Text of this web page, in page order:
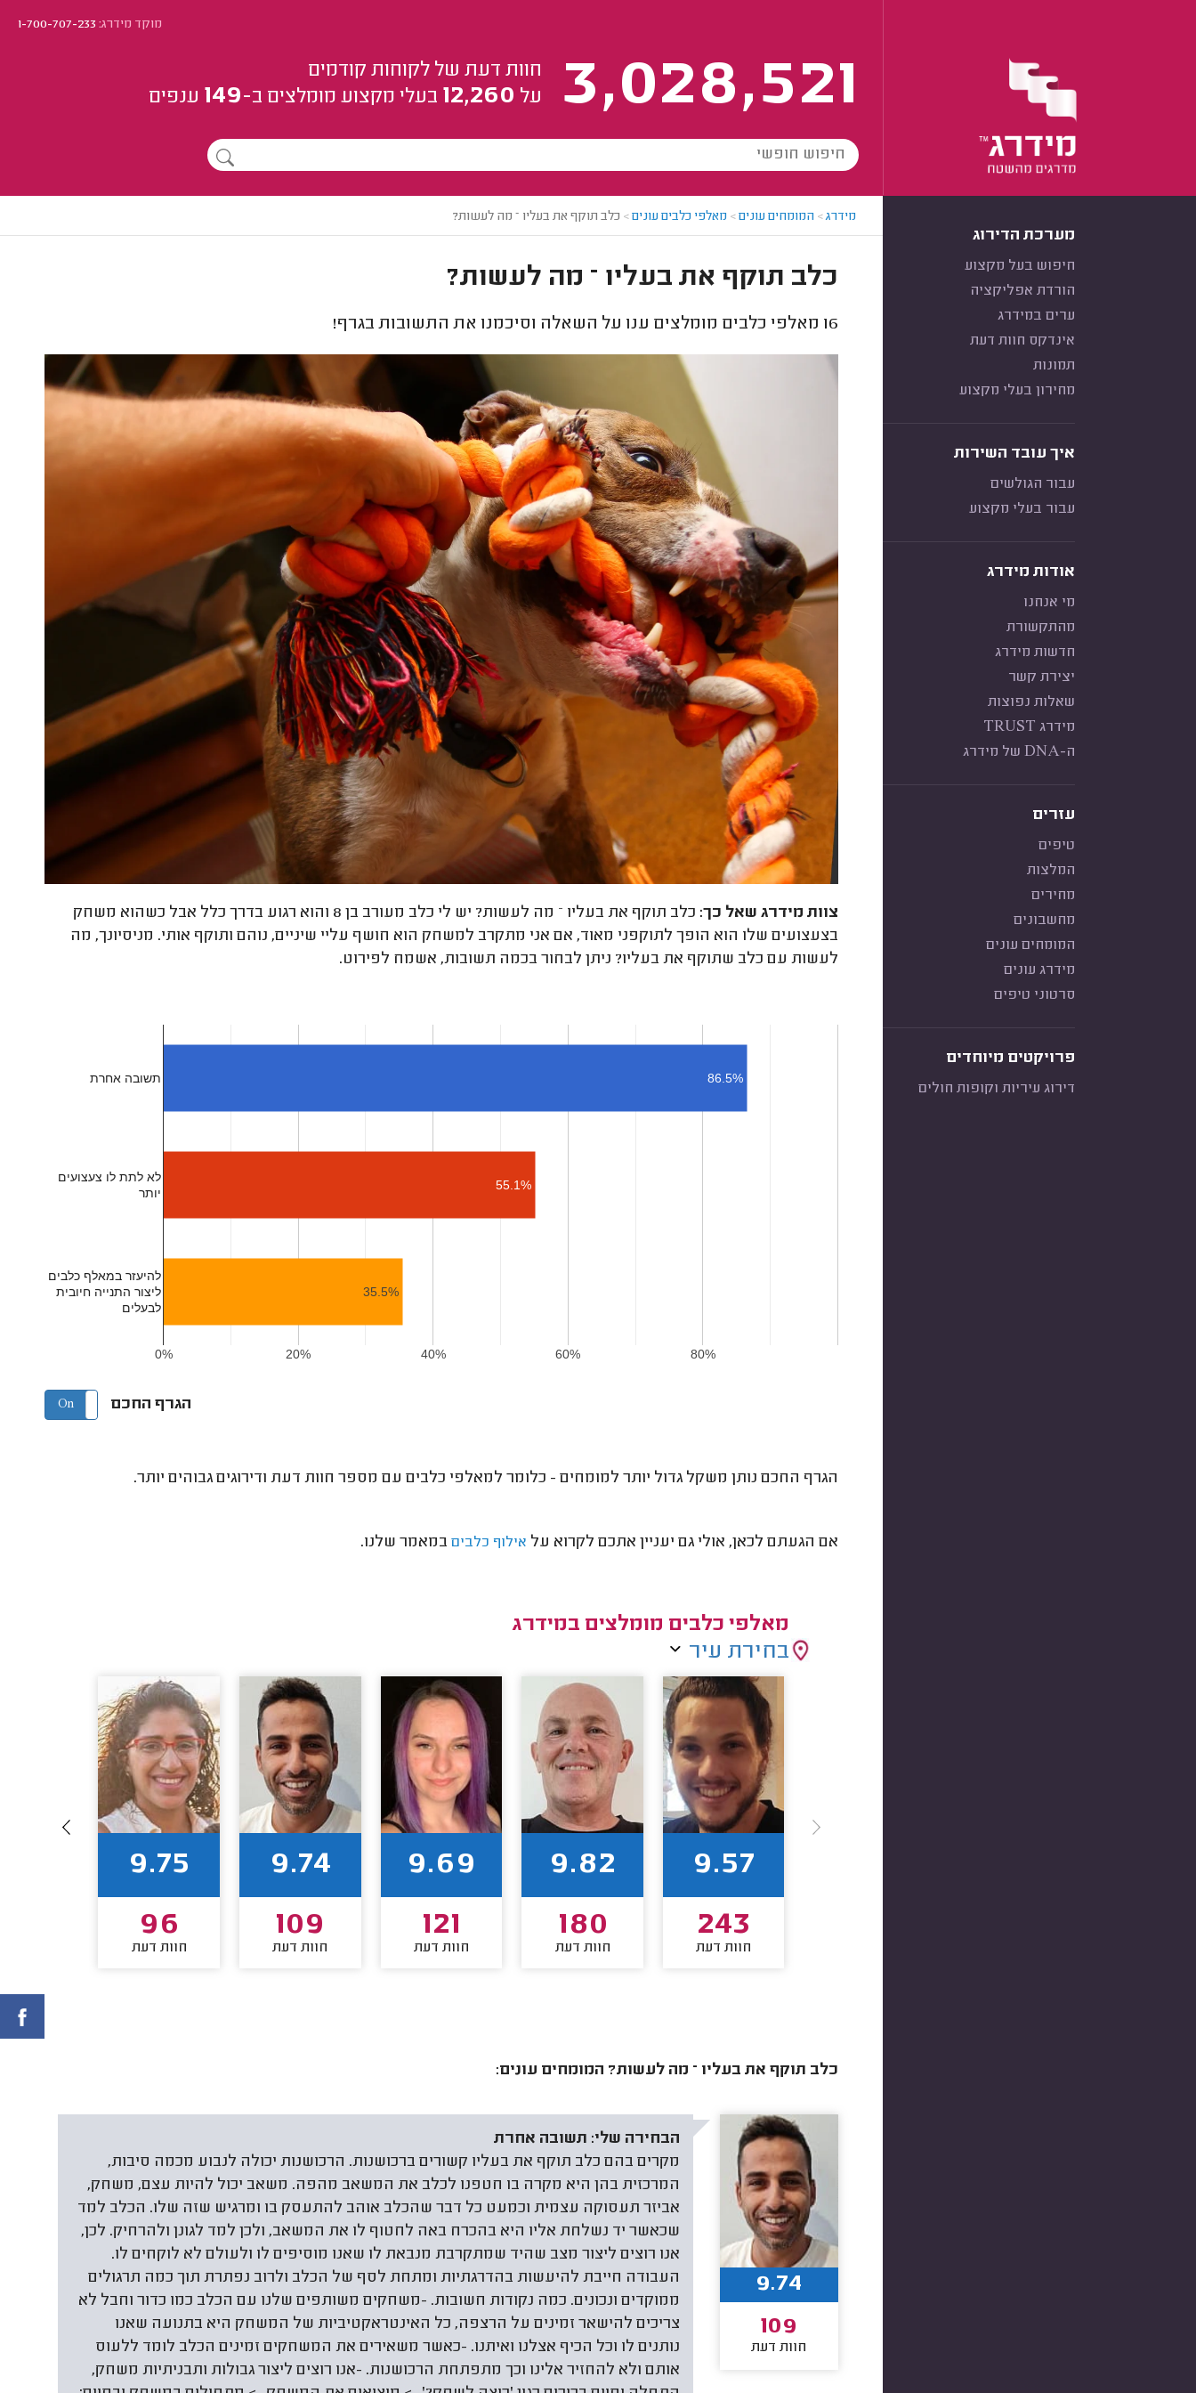
מוקד מידרג:1-700-707-233
3,028,521
חוות דעת של לקוחות קודמים
על 12,260 בעלי מקצוע מומלצים ב-149 ענפים
מערכת הדירוג
חיפוש בעל מקצוע
הורדת אפליקציה
ערים במידרג
אינדקס חוות דעת
תמונות
מחירון בעלי מקצוע
איך עובד השירות
עבור הגולשים
עבור בעלי מקצוע
אודות מידרג
מי אנחנו
מהתקשורת
חדשות מידרג
יצירת קשר
שאלות נפוצות
מידרג TRUST
ה-DNA של מידרג
עזרים
טיפים
המלצות
מחירים
מחשבונים
המומחים עונים
מידרג עונים
סרטוני טיפים
פרויקטים מיוחדים
דירוג עיריות וקופות חולים
מידרג> המומחים עונים> מאלפי כלבים עונים> כלב תוקף את בעליו – מה לעשות?
כלב תוקף את בעליו – מה לעשות?
16 מאלפי כלבים מומלצים ענו על השאלה וסיכמנו את התשובות בגרף!
צוות מידרג שאל כך:
כלב תוקף את בעליו – מה לעשות? יש לי כלב מעורב בן 8 והוא רגוע בדרך כלל אבל כשהוא משחק
בצעצועים שלו הוא הופך לתוקפני מאוד, אם אני מתקרב למשחק הוא חושף עליי שיניים, נוהם ותוקף אותי. מניסיונך, מה
לעשות עם כלב שתוקף את בעליו? ניתן לבחור בכמה תשובות, אשמח לפירוט.
0% 20% 40% 60% 80%
תשובה אחרת
לא לתת לו צעצועים
יותר
להיעזר במאלף כלבים
ליצור התנייה חיובית
לבעלים
86.5%
55.1%
35.5%
הגרף החכם On Off
הגרף החכם נותן משקל גדול יותר למומחים - כלומר למאלפי כלבים עם מספר חוות דעת ודירוגים גבוהים יותר.
אם הגעתם לכאן, אולי גם יעניין אתכם לקרוא על אילוף כלביםבמאמר שלנו.
מאלפי כלבים מומלצים במידרג
בחירת עיר
9.57
243
חוות דעת
9.82
180
חוות דעת
9.69
121
חוות דעת
9.74
109
חוות דעת
9.75
96
חוות דעת
כלב תוקף את בעליו – מה לעשות? המומחים עונים:
הבחירה שלי: תשובה אחרת
מקרים בהם כלב תוקף את בעליו קשורים ברכושנות. הרכושנות יכולה לנבוע מכמה סיבות,
המרכזית בהן היא מקרה בו חטפנו לכלב את המשאב מהפה. משאב יכול להיות עצם, משחק,
אביזר תעסוקה עצמית וכמעט כל דבר שהכלב אוהב להתעסק בו ומרגיש שזה שלו. הכלב למד
שכאשר יד נשלחת אליו היא בהכרח באה לחטוף לו את המשאב, ולכן למד לגונן ולהרחיק. לכן,
אנו רוצים ליצור מצב שהיד שמתקרבת מנבאת לו שאנו מוסיפים לו ולעולם לא לוקחים לו.
העבודה חייבת להיעשות בהדרגתיות ומתחת לסף של הכלב ולרוב נפתרת תוך כמה תרגולים
ממוקדים ונכונים. כמה נקודות חשובות. -משחקים משותפים שלנו עם הכלב כמו כדור וחבל לא
צריכים להישאר זמינים על הרצפה, כל האינטראקטיביות של המשחק היא בתנועה שאנו
נותנים לו וכל הכיף אצלנו ואיתנו. -כאשר משאירים את המשחקים זמינים הכלב לומד ללעוס
אותם ולא להחזיר אלינו וכך מתפתחת הרכושנות. -אנו רוצים ליצור גבולות ותבניתיות משחק,
9.74
109
חוות דעת